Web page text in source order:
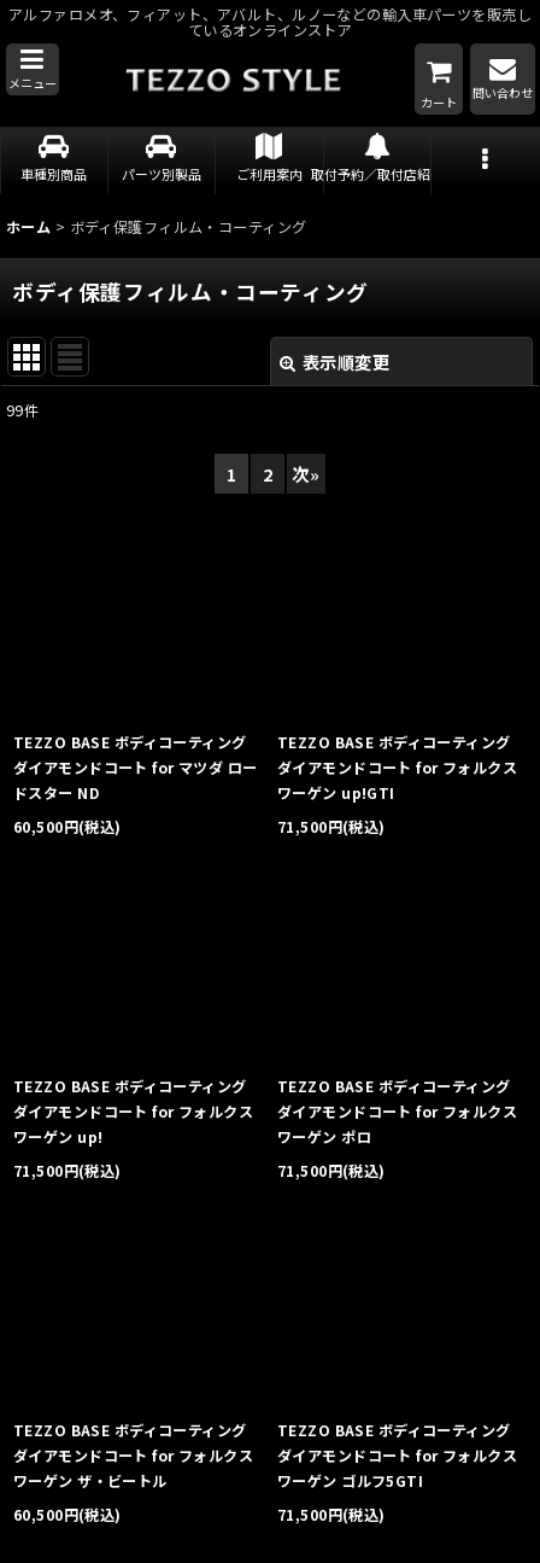
アルファロメオ、フィアット、アバルト、ルノーなどの輸入車パーツを販売し
ているオンラインストア
メニュー
カート
問い合わせ
車種別商品 パーツ別製品 ご利用案内 取付予約／取付店紹介
ホーム > ボディ保護フィルム・コーティング
ボディ保護フィルム・コーティング
表示順変更
99件
1 2 次»
TEZZO BASE ボディコーティング
ダイアモンドコート for マツダ ロー
ドスター ND
60,500円(税込)
TEZZO BASE ボディコーティング
ダイアモンドコート for フォルクス
ワーゲン up!GTI
71,500円(税込)
TEZZO BASE ボディコーティング
ダイアモンドコート for フォルクス
ワーゲン up!
71,500円(税込)
TEZZO BASE ボディコーティング
ダイアモンドコート for フォルクス
ワーゲン ポロ
71,500円(税込)
TEZZO BASE ボディコーティング
ダイアモンドコート for フォルクス
ワーゲン ザ・ビートル
60,500円(税込)
TEZZO BASE ボディコーティング
ダイアモンドコート for フォルクス
ワーゲン ゴルフ5GTI
71,500円(税込)